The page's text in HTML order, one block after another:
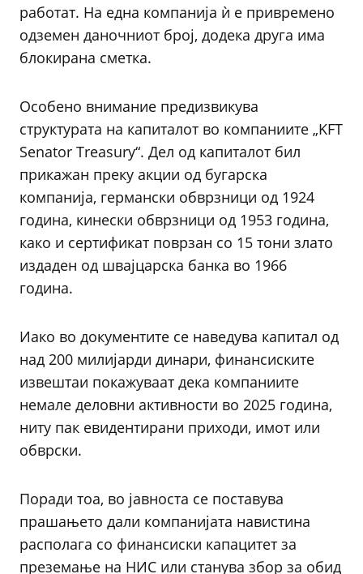
работат. На една компанија ѝ е привремено
одземен даночниот број, додека друга има
блокирана сметка.
Особено внимание предизвикува
структурата на капиталот во компаниите „KFT
Senator Treasury“. Дел од капиталот бил
прикажан преку акции од бугарска
компанија, германски обврзници од 1924
година, кинески обврзници од 1953 година,
како и сертификат поврзан со 15 тони злато
издаден од швајцарска банка во 1966
година.
Иако во документите се наведува капитал од
над 200 милијарди динари, финансиските
извештаи покажуваат дека компаниите
немале деловни активности во 2025 година,
ниту пак евидентирани приходи, имот или
обврски.
Поради тоа, во јавноста се поставува
прашањето дали компанијата навистина
располага со финансиски капацитет за
преземање на НИС или станува збор за обид